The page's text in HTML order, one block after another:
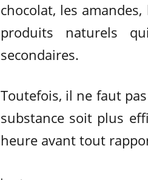
chocolat, les
produits naturels
secondaires.
Toutefois, il ne faut
substance soit plus
heure avant tout